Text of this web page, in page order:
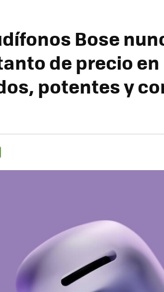
Bose
de precio en
potentes y